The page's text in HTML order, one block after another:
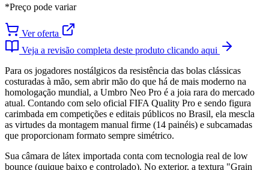
*Preço pode variar
Ver oferta
Veja a revisão completa deste produto clicando aqui
Para os jogadores nostálgicos da resistência das bolas clássicas
costuradas à mão, sem abrir mão do que há de mais moderno na
homologação mundial, a Umbro Neo Pro é a joia rara do mercado
atual. Contando com selo oficial FIFA Quality Pro e sendo figura
carimbada em competições e editais públicos no Brasil, ela mescla
as virtudes da montagem manual firme (14 painéis) e subcamadas
que proporcionam formato sempre simétrico.
Sua câmara de látex importada conta com tecnologia real de low
bounce (quique baixo e controlado). No exterior, a textura "Grain